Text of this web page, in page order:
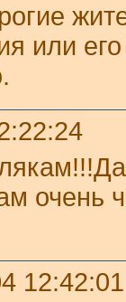
или
очень
12:42:01